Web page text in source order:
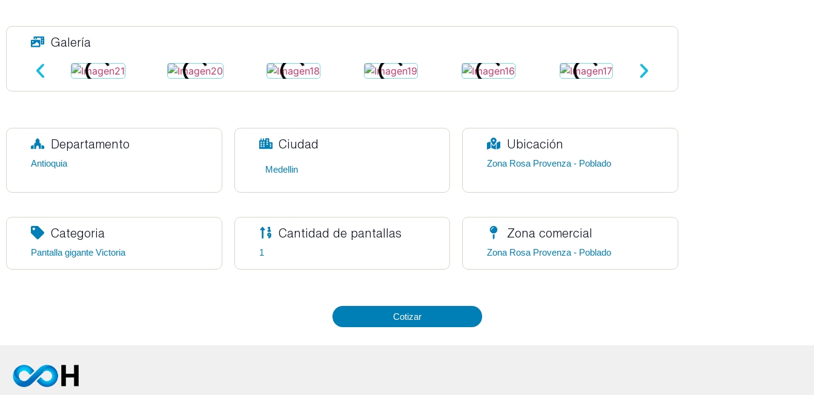
Galería
Departamento
Antioquia
Ciudad
Medellin
Ubicación
Zona Rosa Provenza - Poblado
Categoria
Pantalla gigante Victoria
Cantidad de pantallas
1
Zona comercial
Zona Rosa Provenza - Poblado
Cotizar